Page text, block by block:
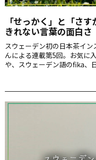
「せっかく」と「さ
きれない言葉の面白さ
スウェーデン初の日本茶イ
んによる連載第5回。お気に
や、スウェーデン語のfika、